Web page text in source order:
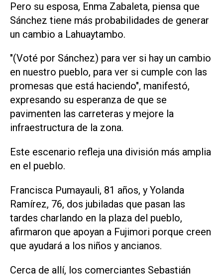
Pero su esposa, Enma Zabaleta, piensa que
Sánchez tiene más probabilidades de generar
un cambio a Lahuaytambo.
"(Voté por Sánchez) para ver si hay ⁠un cambio
en nuestro pueblo, para ver si cumple con las
promesas que está haciendo", manifestó,
expresando su esperanza de que ​se
pavimenten las carreteras y mejore la
infraestructura de la zona.
Este escenario refleja una división más amplia
‌en el pueblo.
Francisca Pumayauli, 81 años, y Yolanda
Ramírez, 76, dos jubiladas ‌que pasan las
tardes charlando en la plaza del pueblo,
afirmaron que apoyan a Fujimori porque creen
que ayudará a los ⁠niños y ancianos.
Cerca de allí, los comerciantes Sebastián